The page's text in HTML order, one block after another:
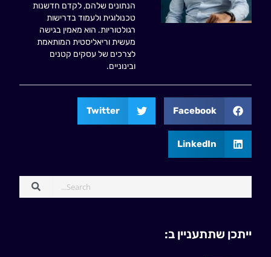
ייתכן שתתעניין ב:
הנתונים שלהם, לקדם חדשנות
טכנולוגית ולעמוד בדרישות
רגולטוריות. הוא מאמין בגישה
מעשית וריאליסטית המותאמת
לצרכים של עסקים קטנים
ובינוניים.
Facebook
Twitter
LinkedIn